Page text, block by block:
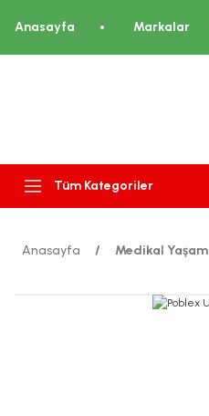
Anasayfa Markalar
Tüm Kategoriler
Anasayfa Medikal Yaşam